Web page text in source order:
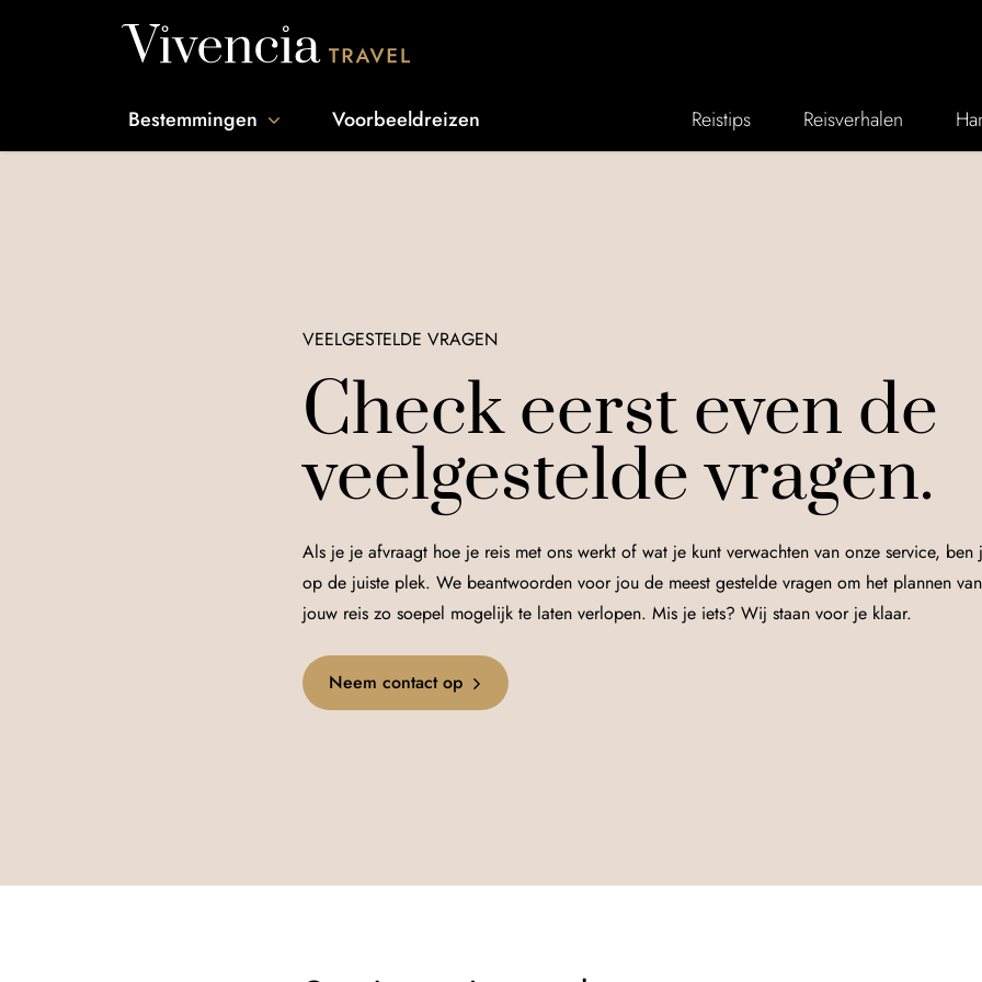
Bestemmingen Voorbeeldreizen Reistips Reisverhalen
VEELGESTELDE VRAGEN
Check eerst even de
veelgestelde vragen.
Als je je afvraagt hoe je reis met ons werkt of wat je kunt verwachten van onze service, ben
op de juiste plek. We beantwoorden voor jou de meest gestelde vragen om het plannen van
jouw reis zo soepel mogelijk te laten verlopen. Mis je iets? Wij staan voor je klaar.
Neem contact op